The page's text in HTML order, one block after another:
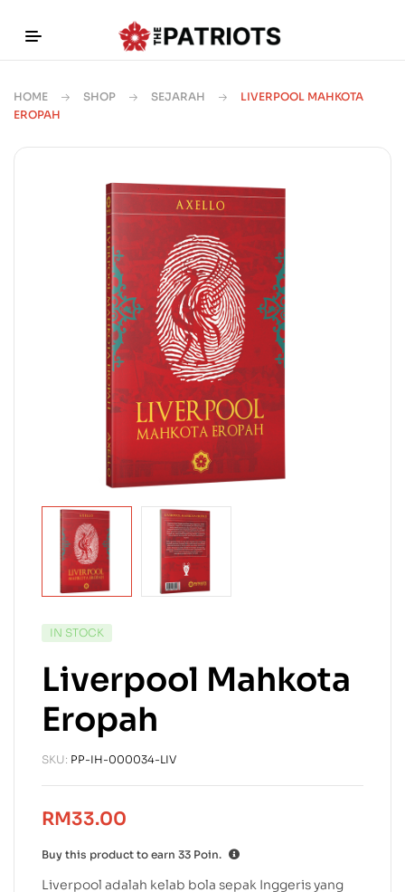
HOME SHOP SEJARAH
LIVERPOOL MAHKOTA
EROPAH
IN STOCK
Liverpool Mahkota
Eropah
SKU: PP-IH-000034-LIV
RM33.00
Buy this product to earn 33 Poin.
Liverpool adalah kelab bola sepak Inggeris yang